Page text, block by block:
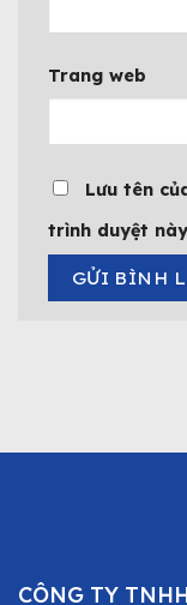
Trang web
Lưu tên
trình duyệt
CÔNG TY